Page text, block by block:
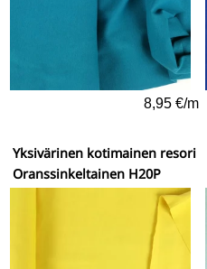
8,95 €/m
Yksivärinen kotimainen resori
Oranssinkeltainen H20P